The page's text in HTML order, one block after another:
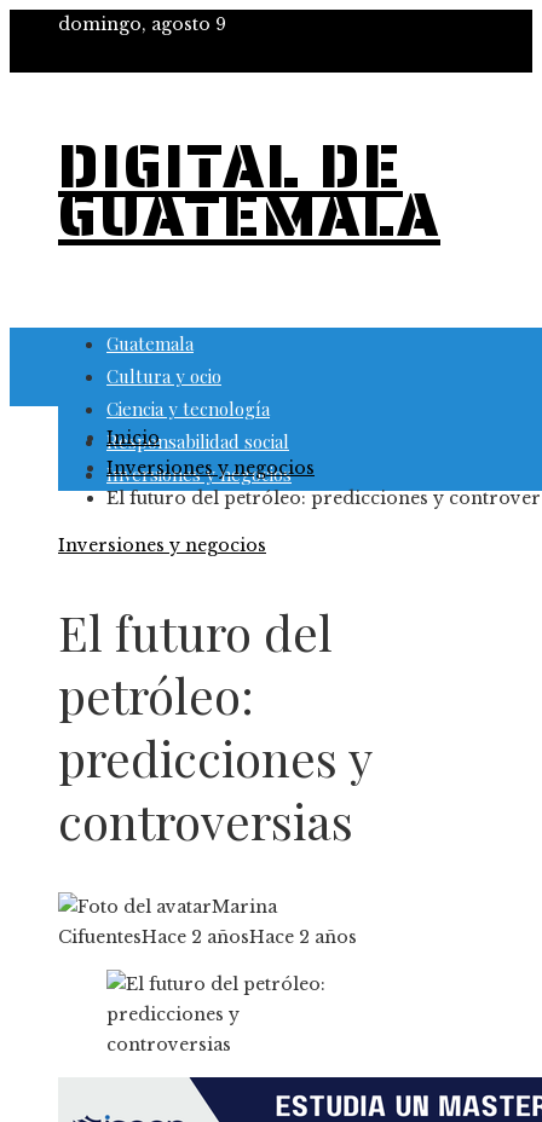
domingo, agosto 9
DIGITAL DE
GUATEMALA
Guatemala
Cultura y ocio
Ciencia y tecnología
Responsabilidad social
Inversiones y negocios
Inicio
Inversiones y negocios
El futuro del petróleo: predicciones y
Inversiones y negocios
El futuro del
petróleo:
predicciones y
controversias
Marina
CifuentesHace 2 añosHace 2 años